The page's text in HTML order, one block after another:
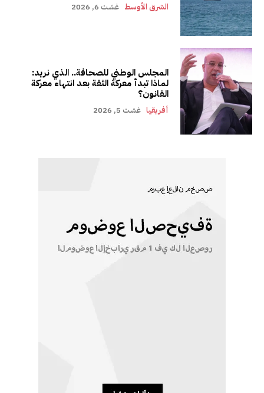
الشرق الأوسط غشت 6, 2026
المجلس الوطني للصحافة.. الذي نريد:
لماذا تبدأ معركة الثقة بعد انتهاء معركة
القانون؟
أفريقيا غشت 5, 2026